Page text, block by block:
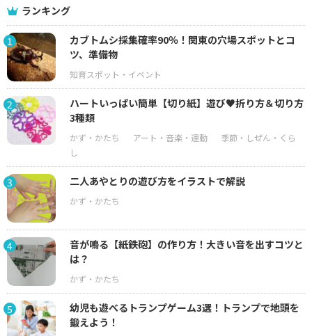
ランキング
1
カブトムシ採集確率90％！関東の穴場スポットとコ
ツ、準備物
2
ハートいっぱい簡単【切り紙】遊び♥折り方＆切り方
3種類
3 二人あやとりの遊び方をイラストで解説
4
音が鳴る【紙鉄砲】の作り方！大きい音を出すコツと
は？
5
幼児も遊べるトランプゲーム3選！トランプで地頭を
鍛えよう！